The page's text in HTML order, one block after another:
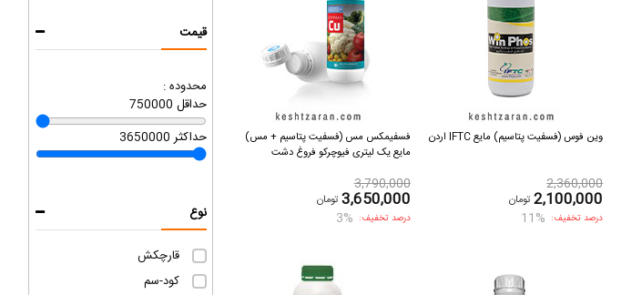
قیمت
محدوده :
750000 حداقل
3650000 حداکثر
نوع
قارچکش
کود-سم
وین فوس (فسفیت پتاسیم) مایع IFTC اردن
2,360,000
2,100,000 تومان
درصد تخفیف: 11%
فسفیمکس مس (فسفیت پتاسیم + مس)
مایع یک لیتری فیوچرکو فروغ دشت
3,790,000
3,650,000 تومان
درصد تخفیف: 3%